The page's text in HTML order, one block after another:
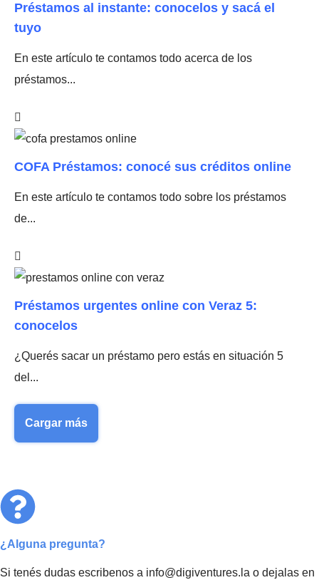
Préstamos al instante: conocelos y sacá el
tuyo
En este artículo te contamos todo acerca de los
préstamos...
COFA Préstamos: conocé sus créditos online
En este artículo te contamos todo sobre los préstamos
de...
Préstamos urgentes online con Veraz 5:
conocelos
¿Querés sacar un préstamo pero estás en situación 5
del...
Cargar más
¿Alguna pregunta?
Si tenés dudas escribenos a info@digiventures.la o dejalas en